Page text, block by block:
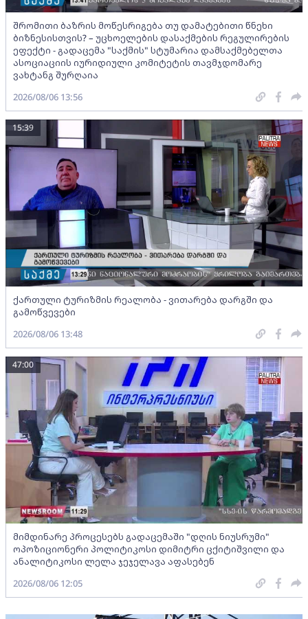
შრომითი ბაზრის მოწესრიგება თუ დამატებითი წნეხი
ბიზნესისთვის? – უცხოელების დასაქმების რეგულირების
ეფექტი - გადაცემა "საქმის" სტუმარია დამსაქმებელთა
ასოციაციის იურიდიული კომიტეტის თავმჯდომარე
ვახტანგ შურღაია
2026/08/06 13:56
ქართული ტურიზმის რეალობა - ვითარება დარგში და
გამოწვევები
15:39
2026/08/06 13:48
მიმდინარე პროცესებს გადაცემაში "დღის ნიუსრუმი"
ოპოზიციონერი პოლიტიკოსი დიმიტრი ცქიტიშვილი და
ანალიტიკოსი ლელა ჯეჯელავა აფასებენ
47:00
2026/08/06 12:05